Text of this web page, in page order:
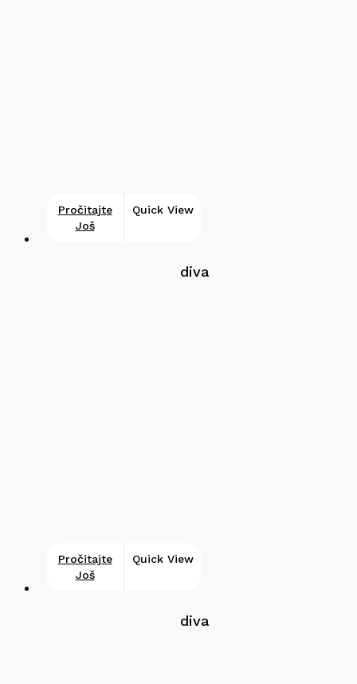
Pročitajte
Još
Quick View
diva
Pročitajte
Još
Quick View
diva